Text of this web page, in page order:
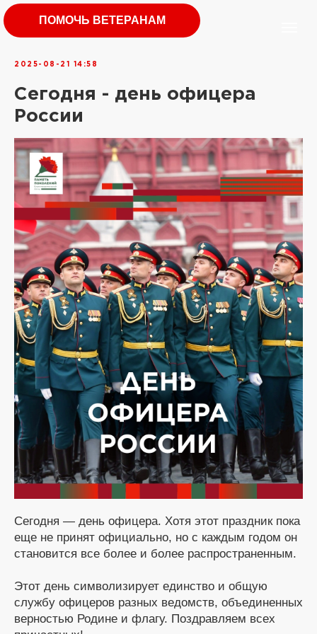
ПОМОЧЬ ВЕТЕРАНАМ
2025-08-21 14:58
Сегодня - день офицера
России
Сегодня — день офицера. Хотя этот праздник пока
еще не принят официально, но с каждым годом он
становится все более и более распространенным.
Этот день символизирует единство и общую
службу офицеров разных ведомств, объединенных
верностью Родине и флагу. Поздравляем всех